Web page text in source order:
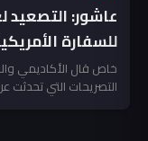
عاشور: التصعيد
للسفارة
خاص قال الأكاديمي
التصريحات التي تحدثت